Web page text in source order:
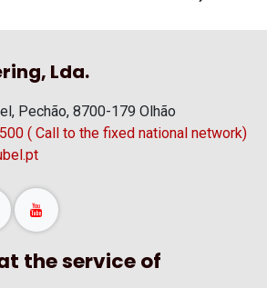
Lda.
Pechão, 8700-179 Olhão
( Call to the fixed national network)
the service of